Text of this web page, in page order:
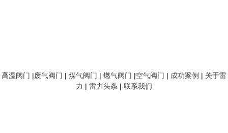
高温阀门 |废气阀门 | 煤气阀门 | 燃气阀门 |空气阀门 | 成功案例 | 关于雷
力 | 雷力头条 | 联系我们